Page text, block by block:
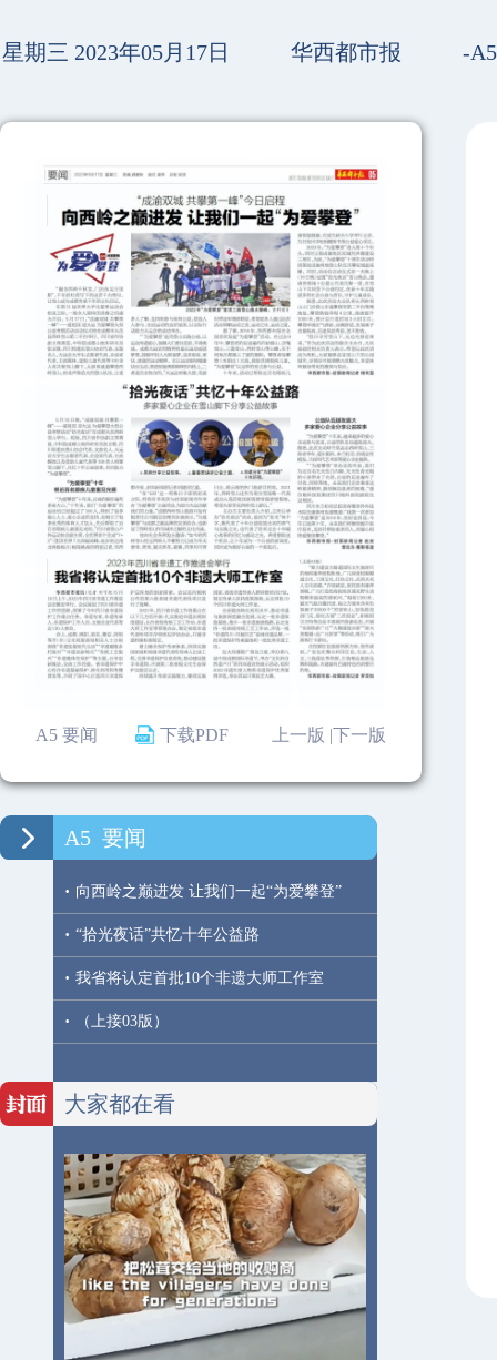
星期三 2023年05月17日 华西都市报 -
A5 要闻 下载PDF 下一版
上一版 |
A5 要闻
· 向西岭之巅进发 让我们一起“为爱攀登”
· “拾光夜话”共忆十年公益路
· 我省将认定首批10个非遗大师工作室
· （上接03版）
大家都在看